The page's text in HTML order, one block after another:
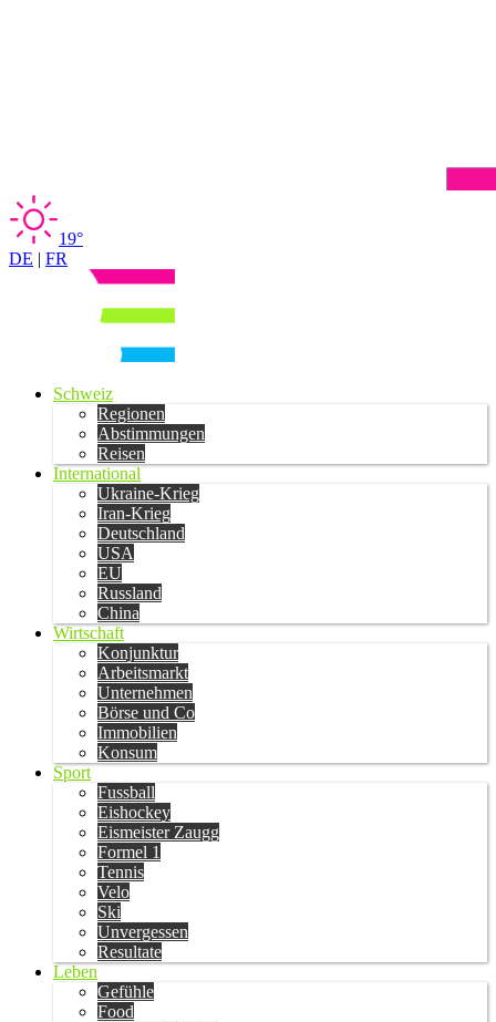
19°
DE | FR
Schweiz
Regionen
Abstimmungen
Reisen
International
Ukraine-Krieg
Iran-Krieg
Deutschland
USA
EU
Russland
China
Wirtschaft
Konjunktur
Arbeitsmarkt
Unternehmen
Börse und Co
Immobilien
Konsum
Sport
Fussball
Eishockey
Eismeister Zaugg
Formel 1
Tennis
Velo
Ski
Unvergessen
Resultate
Leben
Gefühle
Food